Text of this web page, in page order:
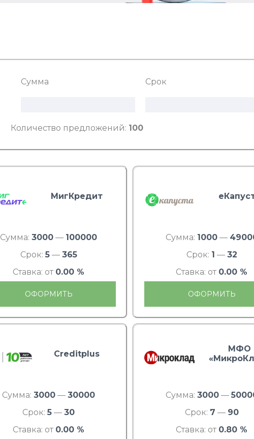
Сумма Срок
Количество предложений: 100
МигКредит
Сумма: 3000 — 100000
Срок: 5— 365
Ставка: от 0.00 %
ОФОРМИТЬ
Сумма: 1000—
Срок: 1 — 32
Ставка: от 0.00 %
ОФОРМИТЬ
Creditplus
Сумма: 3000 — 30000
Срок: 5 — 30
Ставка: от 0.00 %
МФО
Сумма: 3000—
Срок: 7 — 90
Ставка: от 0.80 %